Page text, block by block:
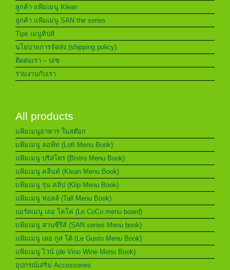
ลูกค้า แฟ้มเมนู Klean
ลูกค้า แฟ้มเมนู SAN the series
Tips เมนูทิปส์
นโยบายการจัดส่ง (shipping policy)
ติดต่อเรา – บ/ช
ร่วมงานกับเรา
All products
แฟ้มเมนูอาหาร ในสต๊อก
แฟ้มเมนู ลอฟ์ท (Loft Menu Book)
แฟ้มเมนู บริสโตร (Bistro Menu Book)
แฟ้มเมนู คลีนท์ (Klean Menu Book)
แฟ้มเมนู รุ่น คลิป (Klip Menu Book)
แฟ้มเมนู ทอลล์ (Tall Menu Book)
บอร์ดเมนู เลอ โคโค่ (Le CoCo menu board)
แฟ้มเมนู สานซีรีส์ (SAN series Menu book)
แฟ้มเมนู เลอ กูส โต้ (Le Gusto Menu Book)
แฟ้มเมนู ไวน์ (de Vino Wine Menu Book)
อุปกรณ์เสริม Accessories